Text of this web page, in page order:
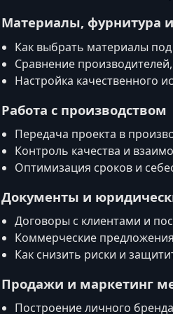
Материалы, фурнитура
Как выбрать материалы
Сравнение
Настройка качественного
с производством
Передача проекта в
Контроль качества и
Оптимизация сроков и
Документы и
Договоры с клиентами и
Коммерческие
Как снизить риски и
Продажи и маркетинг
Построение личного